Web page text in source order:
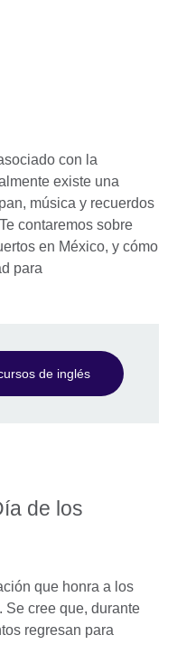
con la
existe una
música y recuerdos
contaremos sobre
en México, y cómo
para
de inglés
de los
que honra a los
Se cree que, durante
regresan para